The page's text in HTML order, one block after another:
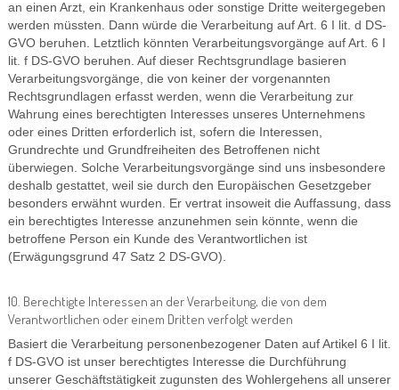
an einen Arzt, ein Krankenhaus oder sonstige Dritte weitergegeben
werden müssten. Dann würde die Verarbeitung auf Art. 6 I lit. d DS-
GVO beruhen. Letztlich könnten Verarbeitungsvorgänge auf Art. 6 I
lit. f DS-GVO beruhen. Auf dieser Rechtsgrundlage basieren
Verarbeitungsvorgänge, die von keiner der vorgenannten
Rechtsgrundlagen erfasst werden, wenn die Verarbeitung zur
Wahrung eines berechtigten Interesses unseres Unternehmens
oder eines Dritten erforderlich ist, sofern die Interessen,
Grundrechte und Grundfreiheiten des Betroffenen nicht
überwiegen. Solche Verarbeitungsvorgänge sind uns insbesondere
deshalb gestattet, weil sie durch den Europäischen Gesetzgeber
besonders erwähnt wurden. Er vertrat insoweit die Auffassung, dass
ein berechtigtes Interesse anzunehmen sein könnte, wenn die
betroffene Person ein Kunde des Verantwortlichen ist
(Erwägungsgrund 47 Satz 2 DS-GVO).
10. Berechtigte Interessen an der Verarbeitung, die von dem
Verantwortlichen oder einem Dritten verfolgt werden
Basiert die Verarbeitung personenbezogener Daten auf Artikel 6 I lit.
f DS-GVO ist unser berechtigtes Interesse die Durchführung
unserer Geschäftstätigkeit zugunsten des Wohlergehens all unserer